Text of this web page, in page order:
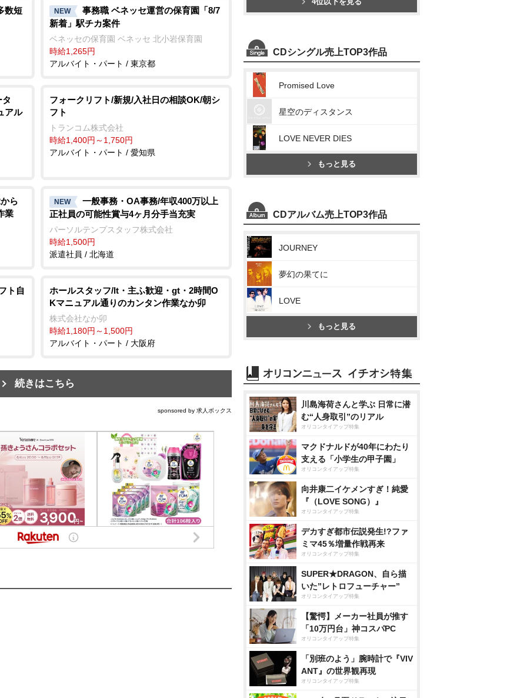
数短 NEW
事務職 ベネッセ運営の保育園「8/7
新着」駅チカ案件
ベネッセの保育園 ベネッセ 北小岩保育園
時給1,265円
アルバイト・パート / 東京都
アル
フォークリフト/新規/入社日の相談OK/朝シ
フト
トランコム株式会社
時給1,400円～1,750円
アルバイト・パート / 愛知県
ら
業
NEW
一般事務・OA事務/年収400万以上
正社員の可能性賞与4ヶ月分手当充実
パーソルテンプスタッフ株式会社
時給1,500円
派遣社員 / 北海道
ト自
ホールスタッフ/lt・主ふ歓迎・gt・2時間O
Kマニュアル通りのカンタン作業なか卯
株式会社なか卯
時給1,180円～1,500円
アルバイト・パート / 大阪府
続きはこちら
sponsored by 求人ボックス
CDシングル売上TOP3作品
Promised Love
星空のディスタンス
LOVE NEVER DIES
もっと見る
CDアルバム売上TOP3作品
JOURNEY
夢幻の果てに
LOVE
もっと見る
川島海荷さんと学ぶ 日常に潜
む“人身取引”のリアル
オリコンタイアップ特集
マクドナルドが40年にわたり
支える「小学生の甲子園」
オリコンタイアップ特集
向井康二イケメンすぎ！純愛
『（LOVE SONG）』
オリコンタイアップ特集
デカすぎ都市伝説発生!?ファ
ミマ45％増量作戦再来
オリコンタイアップ特集
SUPER★DRAGON、自ら描
いた”レトロフューチャー”
オリコンタイアップ特集
【驚愕】メーカー社員が推す
「10万円台」神コスパPC
オリコンタイアップ特集
「別班のよう」腕時計で『VIV
ANT』の世界観再現
オリコンタイアップ特集